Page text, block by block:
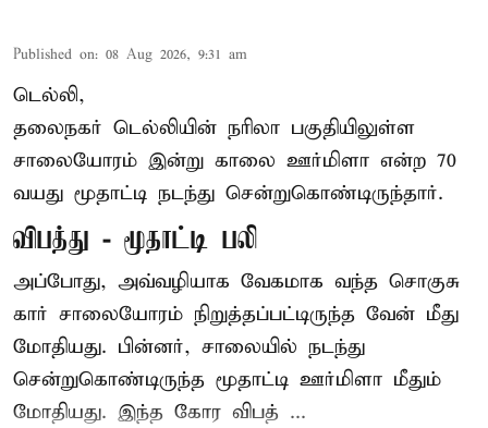
Published on: 08 Aug 2026, 9:31 am
டெல்லி,
தலைநகர் டெல்லியின் நரிலா பகுதியிலுள்ள
சாலையோரம் இன்று காலை ஊர்மிளா என்ற 70
வயது மூதாட்டி நடந்து சென்றுகொண்டிருந்தார்.
விபத்து - மூதாட்டி பலி
அப்போது, அவ்வழியாக வேகமாக வந்த சொகுசு
கார் சாலையோரம் நிறுத்தப்பட்டிருந்த வேன் மீது
மோதியது. பின்னர், சாலையில் நடந்து
சென்றுகொண்டிருந்த மூதாட்டி ஊர்மிளா மீதும்
மோதியது. இந்த கோர விபத் ...